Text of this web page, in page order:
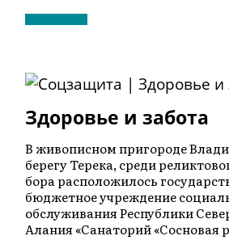
Здоровье и забота
В живописном пригороде
берегу Терека, среди
бора расположилось
бюджетное учреждение
обслуживания Республики
Алания «Санаторий «Сосновая